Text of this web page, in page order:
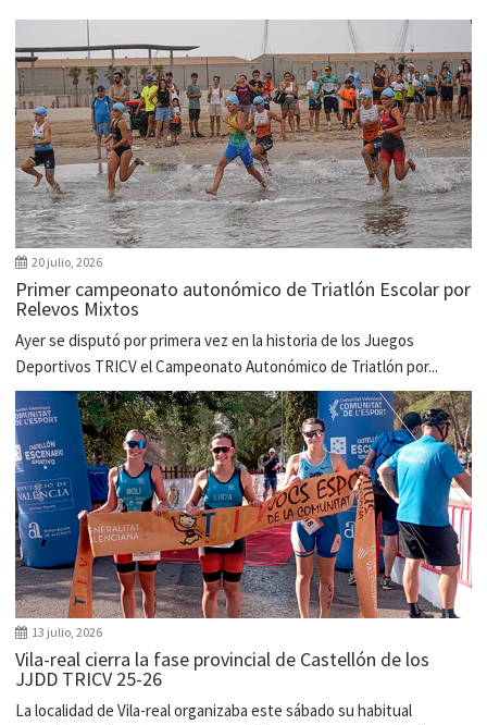
20 julio, 2026
Primer campeonato autonómico de Triatlón Escolar por
Relevos Mixtos
Ayer se disputó por primera vez en la historia de los Juegos
Deportivos TRICV el Campeonato Autonómico de Triatlón por...
13 julio, 2026
Vila-real cierra la fase provincial de Castellón de los
JJDD TRICV 25-26
La localidad de Vila-real organizaba este sábado su habitual